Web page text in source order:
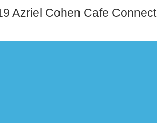
Azriel Cohen Cafe